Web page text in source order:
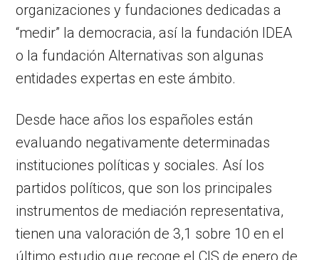
organizaciones y fundaciones dedicadas a
“medir” la democracia, así la fundación IDEA
o la fundación Alternativas son algunas
entidades expertas en este ámbito.
Desde hace años los españoles están
evaluando negativamente determinadas
instituciones políticas y sociales. Así los
partidos políticos, que son los principales
instrumentos de mediación representativa,
tienen una valoración de 3,1 sobre 10 en el
último estudio que recoge el CIS de enero de